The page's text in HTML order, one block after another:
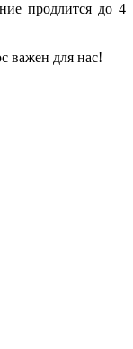
продлится до 4
важен для нас!